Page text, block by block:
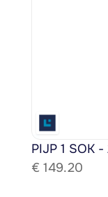
PIJP 1 SOK
€ 149.20